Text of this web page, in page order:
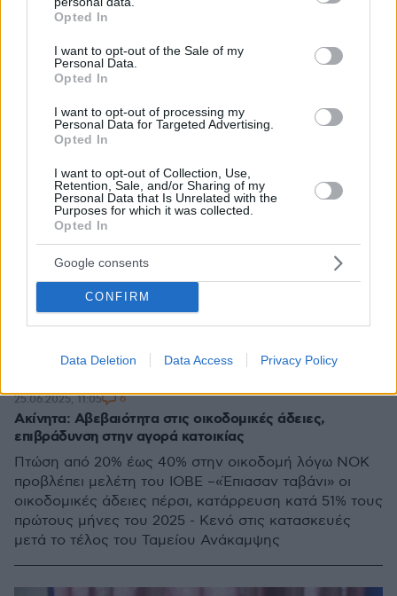
grant or deny consent to Google and its third-party tags to
use your data for below specified purposes in below Google
consent section.
Opted In
I want to opt-out of the Sale of my
Personal Data.
Opted In
I want to opt-out of processing my
Personal Data for Targeted Advertising.
Opted In
I want to opt-out of Collection, Use,
Retention, Sale, and/or Sharing of my
Personal Data that Is Unrelated with the
Purposes for which it was collected.
Opted In
Google consents
CONFIRM
Data Deletion Data Access Privacy Policy
Ακίνητα: Αβεβαιότητα στις οικοδομικές άδειες,
επιβράδυνση στην αγορά κατοικίας
Πτώση από 20% έως 40% στην οικοδομή λόγω ΝΟΚ
προβλέπει μελέτη του ΙΟΒΕ –«Έπιασαν ταβάνι» οι
οικοδομικές άδειες πέρσι, κατάρρευση κατά 51% τους
πρώτους μήνες του 2025 - Κενό στις κατασκευές
μετά το τέλος του Ταμείου Ανάκαμψης
25.06.2025, 11:05 6